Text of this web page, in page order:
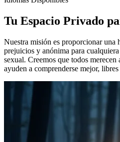
Tu Espacio Privado
Nuestra misión es proporcionar una
prejuicios y anónima para
sexual. Creemos que todos merecen
ayuden a comprenderse mejor,